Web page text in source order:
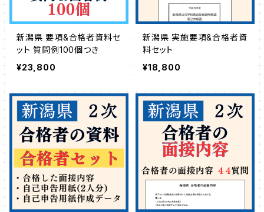
新潟県 要項&合格者資料セ
ット 質問例100個つき
¥23,800
新潟県 実施要項&合格者資
料セット
¥18,800